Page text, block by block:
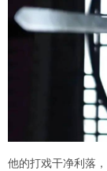
他的打戏干净利落